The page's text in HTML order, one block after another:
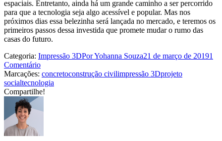
espaciais. Entretanto, ainda há um grande caminho a ser percorrido
para que a tecnologia seja algo acessível e popular. Mas nos
próximos dias essa belezinha será lançada no mercado, e teremos os
primeiros passos dessa investida que promete mudar o rumo das
casas do futuro.
Categoria: Impressão 3DPorYohanna Souza21 de março de 20191
Comentário
Marcações: concretoconstrução civilimpressão 3Dprojeto
socialtecnologia
Compartilhe!
Share
with
Facebook
Share
with
Twitter
Share
with
WhatsApp
Share
with
Google+
Share
with
LinkedIn